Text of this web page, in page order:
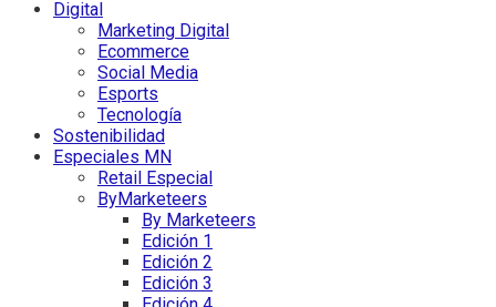
Digital
Marketing Digital
Ecommerce
Social Media
Esports
Tecnología
Sostenibilidad
Especiales MN
Retail Especial
ByMarketeers
By Marketeers
Edición 1
Edición 2
Edición 3